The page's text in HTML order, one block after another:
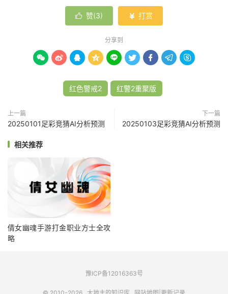
 赞(3)  打赏
分享到
        
红色警戒2 红警2重聚版
上一篇
20250101足彩竞猜AI分析预测
下一篇
20250103足彩竞猜AI分析预测
相关推荐
倩女幽魂手游打金职业方士全攻
略
豫ICP备12016363号